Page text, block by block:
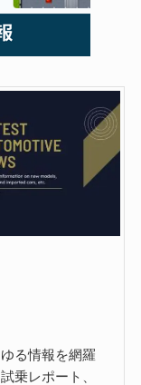
る情報を網羅
乗レポート、